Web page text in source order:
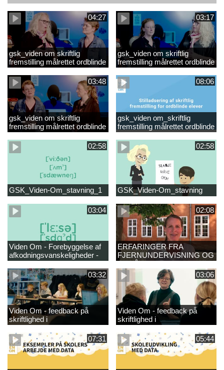
04:27
gsk_viden om skriftlig
fremstilling målrettet ordblinde
opsummering.mp4
03:17
gsk_viden om skriftlig
fremstilling målrettet ordblinde
opsummering_Klip2.mp4
03:48
gsk_viden om skriftlig
fremstilling målrettet ordblinde
elever_Video 1
opsummering.mp4
08:06
gsk_viden om_skriftlig
fremstilling målrettet ordblinde
elever
02:58
GSK_Viden-Om_stavning_1
02:58
GSK_Viden-Om_stavning
03:04
Viden Om - Forebyggelse af
afkodningsvanskeligheder -
læsestart
02:08
ERFARINGER FRA
FJERNUNDERVISNING OG
GENÅBNING
03:32
Viden Om - feedback på
skriftlighed i
danskundervisningen -
GRUND_
03:06
Viden Om - feedback på
skriftlighed i
danskundervisningen
07:31
05:44